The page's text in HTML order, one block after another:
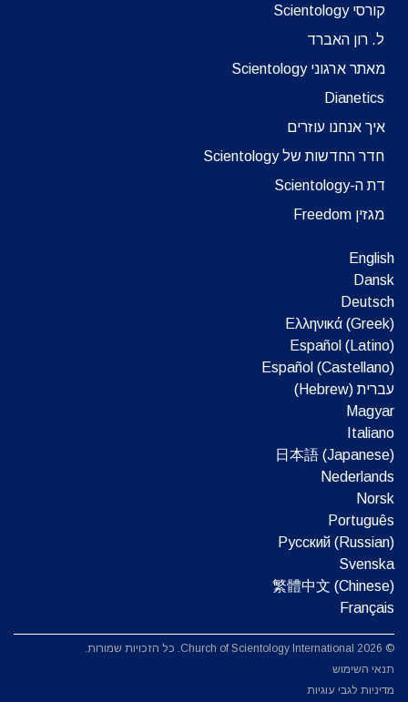
קורסי Scientology
ל. רון האברד
מאתר ארגוני Scientology
Dianetics
איך אנחנו עוזרים
חדר החדשות של Scientology
דת ה-Scientology
מגזין Freedom
English
Dansk
Deutsch
Ελληνικά (Greek)
Español (Latino)
Español (Castellano)
עברית (Hebrew)‏
Magyar
Italiano
日本語 (Japanese)
Nederlands
Norsk
Português
Русский (Russian)
Svenska
繁體中文 (Chinese)
Français
© 2026 Church of Scientology International. כל הזכויות שמורות.
תנאי השימוש
מדיניות לגבי עוגיות